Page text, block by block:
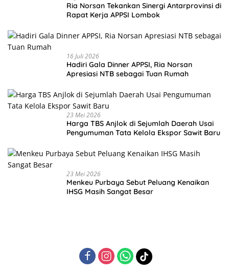
Ria Norsan Tekankan Sinergi Antarprovinsi di
Rapat Kerja APPSI Lombok
16 Juli 2026
Hadiri Gala Dinner APPSI, Ria Norsan
Apresiasi NTB sebagai Tuan Rumah
23 Mei 2026
Harga TBS Anjlok di Sejumlah Daerah Usai
Pengumuman Tata Kelola Ekspor Sawit Baru
23 Mei 2026
Menkeu Purbaya Sebut Peluang Kenaikan
IHSG Masih Sangat Besar